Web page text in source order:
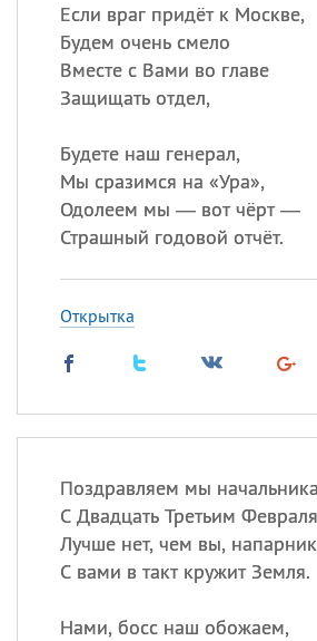
Если враг придёт к Москве,
Будем очень смело
Вместе с Вами во главе
Защищать отдел,
Будете наш генерал,
Мы сразимся на «Ура»,
Одолеем мы — вот чёрт —
Страшный годовой отчёт.
Открытка
Поздравляем мы
С Двадцать Третьим
Лучше нет, чем вы,
С вами в такт кружит Земля.
Нами, босс наш обожаем,